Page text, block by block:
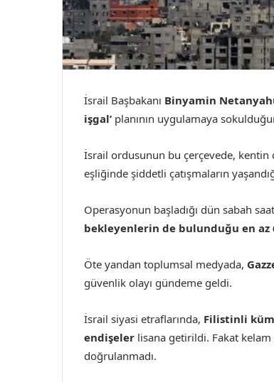
İsrail Başbakanı Binyamin
işgal’ planının uygulamaya
İsrail ordusunun bu çerçevede, kentin
eşliğinde şiddetli çatışmaların
Operasyonun başladığı dün sabah
bekleyenlerin de bulunduğu en
Öte yandan toplumsal medyada,
güvenlik olayı gündeme geldi.
İsrail siyasi etraflarında, Filistinli
endişeler lisana getirildi. Fakat
doğrulanmadı.